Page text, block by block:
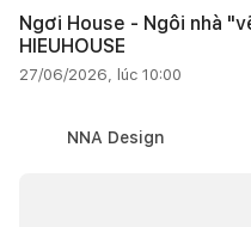
Ngơi House - Ngôi nhà
HIEUHOUSE
27/06/2026, lúc 10:00
NNA Design